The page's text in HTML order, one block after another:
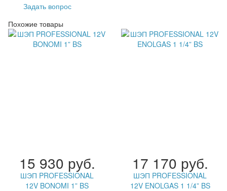
Задать вопрос
Похожие товары
15 930 руб.
ШЭП PROFESSIONAL
12V BONOMI 1” BS
17 170 руб.
ШЭП PROFESSIONAL
12V ENOLGAS 1 1/4” BS